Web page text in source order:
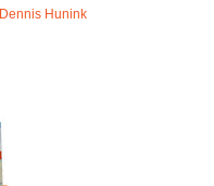
Dennis Hunink